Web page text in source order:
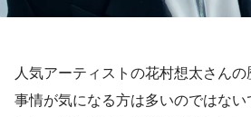
人気アーティストの花村想太さん
事情が気になる方は多いのではな